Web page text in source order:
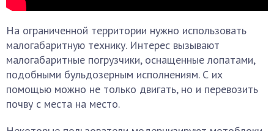
На ограниченной территории нужно использовать
малогабаритную технику. Интерес вызывают
малогабаритные погрузчики, оснащенные лопатами,
подобными бульдозерным исполнениям. С их
помощью можно не только двигать, но и перевозить
почву с места на место.